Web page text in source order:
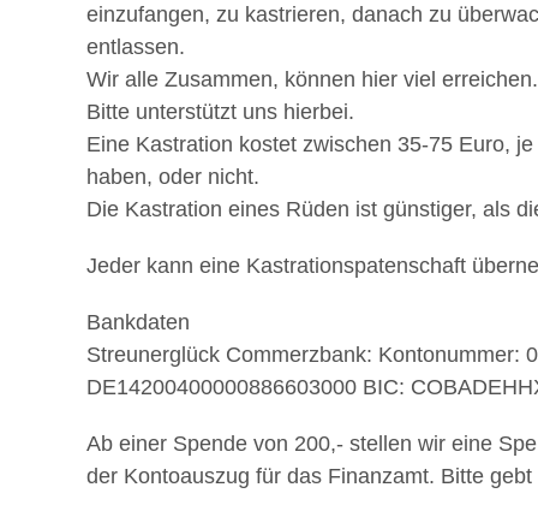
einzufangen, zu kastrieren, danach zu
entlassen.
Wir alle Zusammen, können hier viel erreichen.
Bitte unterstützt uns hierbei.
Eine Kastration kostet zwischen 35-75 Euro,
haben, oder nicht.
Die Kastration eines Rüden ist günstiger, als
Jeder kann eine Kastrationspatenschaft
Bankdaten
Streunerglück Commerzbank: Kontonummer:
DE14200400000886603000 BIC:
Ab einer Spende von 200,- stellen wir eine
der Kontoauszug für das Finanzamt. Bitte